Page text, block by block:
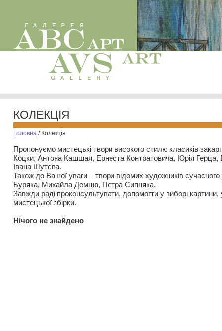
КОЛЕКЦІЯ
Головна / Колекція
Пропонуємо мистецькі твори високого стилю класиків
Коцки, Антона Кашшая, Ернеста Контратовича, Юрія
Івана Шутєва.
Також до Вашої уваги – твори відомих художників
Буряка, Михайла Демцю, Петра Сипняка.
Завжди раді проконсультувати, допомогти у виборі картини,
мистецької збірки.
Нiчого не знайдено